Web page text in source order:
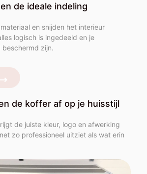
de ideale indeling
en snijden het interieur
logisch is ingedeeld en je
zijn.
de koffer af op je huisstijl
de juiste kleur, logo en afwerking
zo professioneel uitziet als wat erin